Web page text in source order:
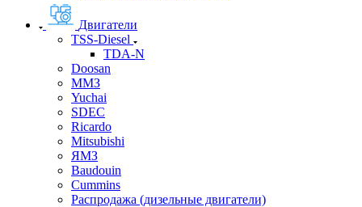
Двигатели
TSS-Diesel
TDA-N
Doosan
ММЗ
Yuchai
SDEC
Ricardo
Mitsubishi
ЯМЗ
Baudouin
Cummins
Распродажа (дизельные двигатели)